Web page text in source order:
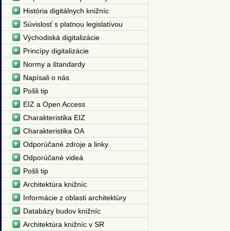
História digitálnych knižníc
Súvislosť s platnou legislatívou
Východiská digitalizácie
Princípy digitalizácie
Normy a štandardy
Napísali o nás
Pošli tip
EIZ a Open Access
Charakteristika EIZ
Charakteristika OA
Odporúčané zdroje a linky
Odporúčané videá
Pošli tip
Architektúra knižníc
Informácie z oblasti architektúry
Databázy budov knižníc
Architektúra knižníc v SR